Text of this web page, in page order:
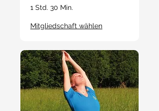
1 Std. 30 Min.
Mitgliedschaft wählen